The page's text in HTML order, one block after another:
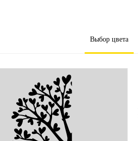
Выбор цвета